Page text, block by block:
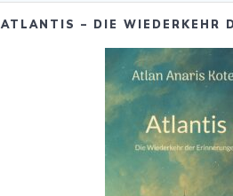
ATLANTIS – DIE WIEDERKEHR